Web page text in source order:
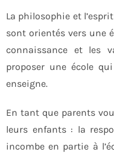
La philosophie et
sont orientés vers une
connaissance et les
proposer une école
enseigne.
En tant que parents
leurs enfants : la
incombe en partie à